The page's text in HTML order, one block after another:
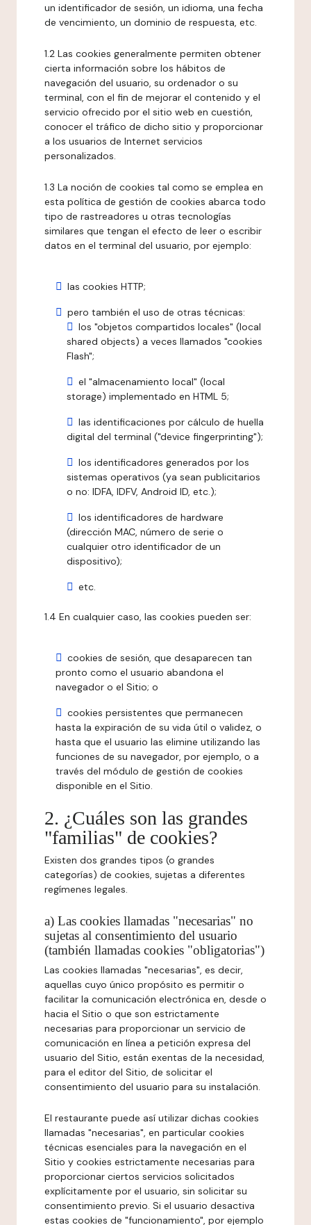
un identificador de sesión, un idioma, una fecha
de vencimiento, un dominio de respuesta, etc.
1.2 Las cookies generalmente permiten obtener
cierta información sobre los hábitos de
navegación del usuario, su ordenador o su
terminal, con el fin de mejorar el contenido y el
servicio ofrecido por el sitio web en cuestión,
conocer el tráfico de dicho sitio y proporcionar
a los usuarios de Internet servicios
personalizados.
1.3 La noción de cookies tal como se emplea en
esta política de gestión de cookies abarca todo
tipo de rastreadores u otras tecnologías
similares que tengan el efecto de leer o escribir
datos en el terminal del usuario, por ejemplo:
las cookies HTTP;
pero también el uso de otras técnicas:
los "objetos compartidos locales" (local
shared objects) a veces llamados "cookies
Flash";
el "almacenamiento local" (local
storage) implementado en HTML 5;
las identificaciones por cálculo de huella
digital del terminal ("device fingerprinting");
los identificadores generados por los
sistemas operativos (ya sean publicitarios
o no: IDFA, IDFV, Android ID, etc.);
los identificadores de hardware
(dirección MAC, número de serie o
cualquier otro identificador de un
dispositivo);
etc.
1.4 En cualquier caso, las cookies pueden ser:
cookies de sesión, que desaparecen tan
pronto como el usuario abandona el
navegador o el Sitio; o
cookies persistentes que permanecen
hasta la expiración de su vida útil o validez, o
hasta que el usuario las elimine utilizando las
funciones de su navegador, por ejemplo, o a
través del módulo de gestión de cookies
disponible en el Sitio.
2. ¿Cuáles son las grandes
"familias" de cookies?
Existen dos grandes tipos (o grandes
categorías) de cookies, sujetas a diferentes
regímenes legales.
a) Las cookies llamadas "necesarias" no
sujetas al consentimiento del usuario
(también llamadas cookies "obligatorias")
Las cookies llamadas "necesarias", es decir,
aquellas cuyo único propósito es permitir o
facilitar la comunicación electrónica en, desde o
hacia el Sitio o que son estrictamente
necesarias para proporcionar un servicio de
comunicación en línea a petición expresa del
usuario del Sitio, están exentas de la necesidad,
para el editor del Sitio, de solicitar el
consentimiento del usuario para su instalación.
El restaurante puede así utilizar dichas cookies
llamadas "necesarias", en particular cookies
técnicas esenciales para la navegación en el
Sitio y cookies estrictamente necesarias para
proporcionar ciertos servicios solicitados
explícitamente por el usuario, sin solicitar su
consentimiento previo. Si el usuario desactiva
estas cookies de "funcionamiento", por ejemplo